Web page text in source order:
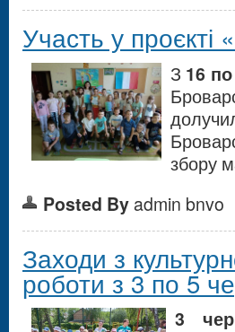
Участь у
З 16
збору
Posted By admin bnvo
Заходи з
роботи з 3 по 5
3